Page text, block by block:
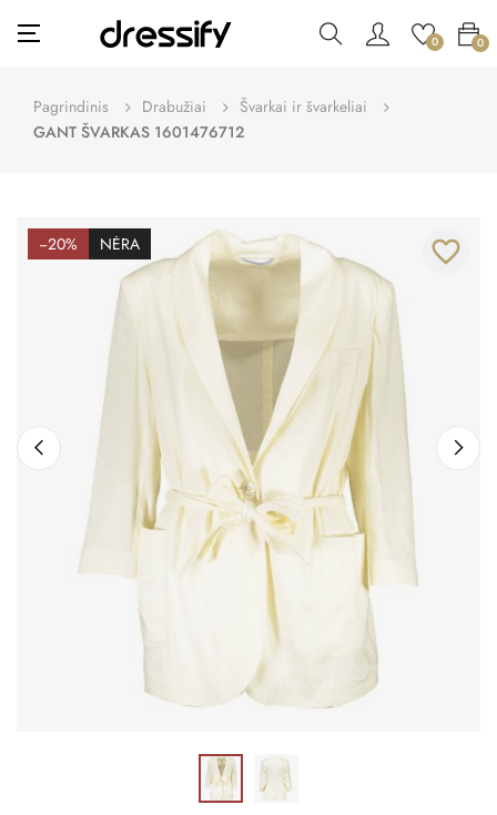
Toggle
navigation
☰ 0 0
Pagrindinis Drabužiai
Švarkai ir švarkeliai
GANT ŠVARKAS 1601476712
−20% NĖRA favorite_border